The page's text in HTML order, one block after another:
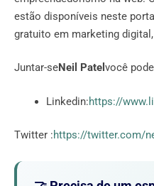
estão disponíveis neste
gratuito em marketing
Juntar-seNeil Patel você
Linkedin:https://
Twitter :https://twitter.com/